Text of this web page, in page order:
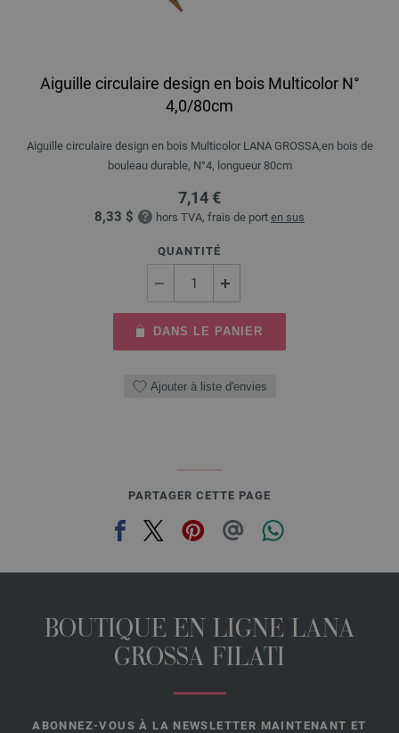
Aiguille circulaire design en bois Multicolor N°
4,0/80cm
Aiguille circulaire design en bois Multicolor LANA GROSSA,en bois de
bouleau durable, N°4, longueur 80cm
7,14 €
8,33 $ hors TVA, frais de port en sus
QUANTITÉ
DANS LE PANIER
Ajouter à liste d'envies
PARTAGER CETTE PAGE
BOUTIQUE EN LIGNE LANA
GROSSA FILATI
ABONNEZ-VOUS À LA NEWSLETTER MAINTENANT ET